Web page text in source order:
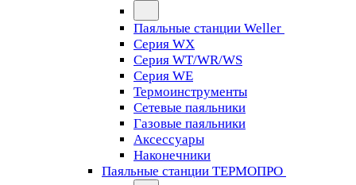
Паяльные станции Weller
Серия WX
Серия WT/WR/WS
Серия WE
Термоинструменты
Сетевые паяльники
Газовые паяльники
Аксессуары
Наконечники
Паяльные станции ТЕРМОПРО